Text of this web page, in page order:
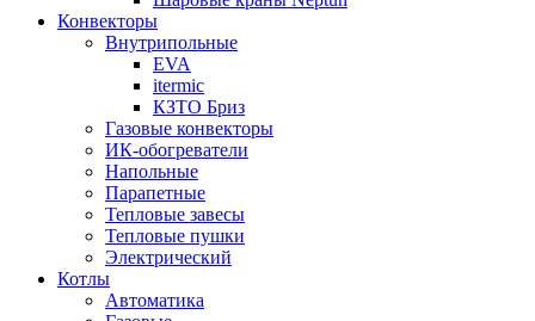
Конвекторы
Внутрипольные
EVA
itermic
КЗТО Бриз
Газовые конвекторы
ИК-обогреватели
Напольные
Парапетные
Тепловые завесы
Тепловые пушки
Электрический
Котлы
Автоматика